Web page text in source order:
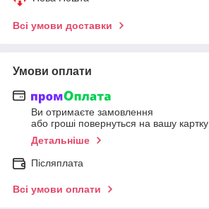
Всі умови доставки
Умови оплати
Ви отримаєте замовлення
або гроші повернуться на вашу картку
Детальніше
Післяплата
Всі умови оплати